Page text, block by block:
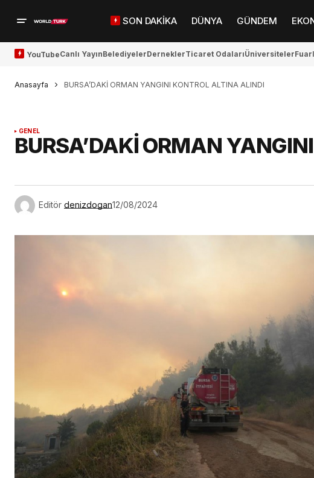
SON DAKİKA DÜNYA GÜNDEM
YouTubeCanlı YayınBelediyelerDerneklerTicaret OdalarıÜniversiteler
Anasayfa BURSA’DAKİ ORMAN YANGINI KONTROL ALTINA ALINDI
GENEL
BURSA’DAKİ ORMAN
Editör denizdogan12/08/2024